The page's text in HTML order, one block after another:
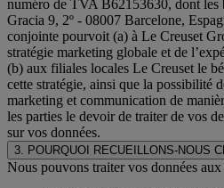
numéro de TVA B62153630, dont les
Gracia 9, 2º - 08007 Barcelone,
conjointe pourvoit (a) à Le Creuset
stratégie marketing globale et de
(b) aux filiales locales Le Creuset le
cette stratégie, ainsi que la possibilité
marketing et communication de
les parties le devoir de traiter de vos
sur vos données.
3. POURQUOI RECUEILLONS-NOUS
Nous pouvons traiter vos données